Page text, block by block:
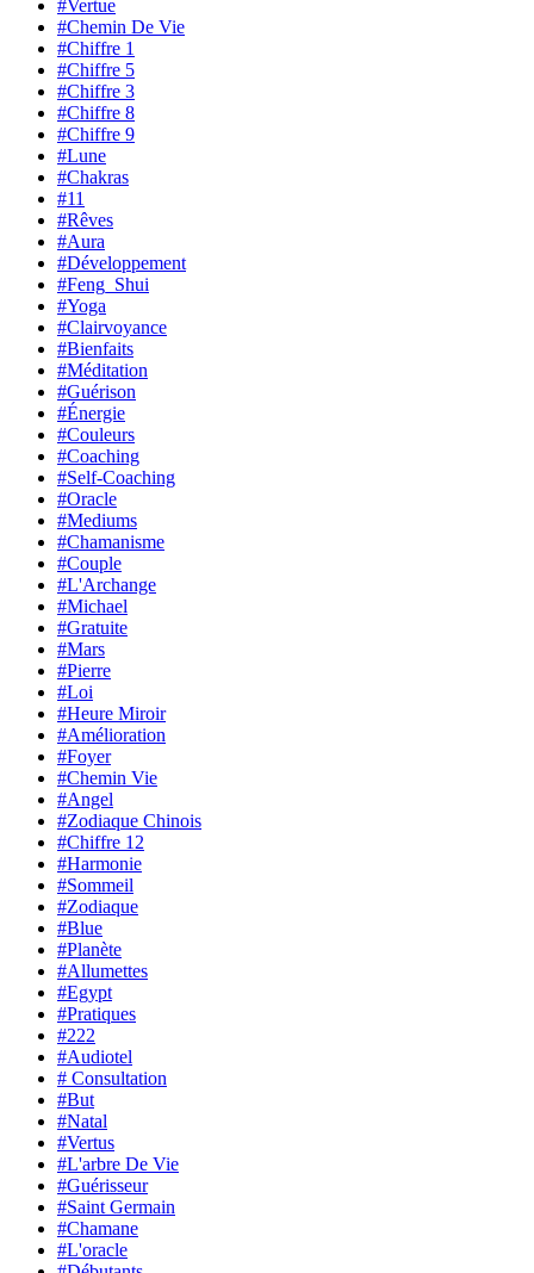
#Vertue
#Chemin De Vie
#Chiffre 1
#Chiffre 5
#Chiffre 3
#Chiffre 8
#Chiffre 9
#Lune
#Chakras
#11
#Rêves
#Aura
#Développement
#Feng_Shui
#Yoga
#Clairvoyance
#Bienfaits
#Méditation
#Guérison
#Énergie
#Couleurs
#Coaching
#Self-Coaching
#Oracle
#Mediums
#Chamanisme
#Couple
#L'Archange
#Michael
#Gratuite
#Mars
#Pierre
#Loi
#Heure Miroir
#Amélioration
#Foyer
#Chemin Vie
#Angel
#Zodiaque Chinois
#Chiffre 12
#Harmonie
#Sommeil
#Zodiaque
#Blue
#Planète
#Allumettes
#Egypt
#Pratiques
#222
#Audiotel
# Consultation
#But
#Natal
#Vertus
#L'arbre De Vie
#Guérisseur
#Saint Germain
#Chamane
#L'oracle